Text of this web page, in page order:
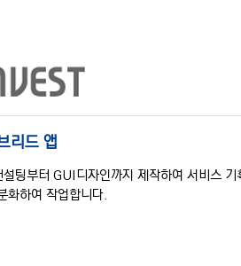
리드 앱
팅부터 GUI디자인까지 제작하여 서비스
화하여 작업합니다.